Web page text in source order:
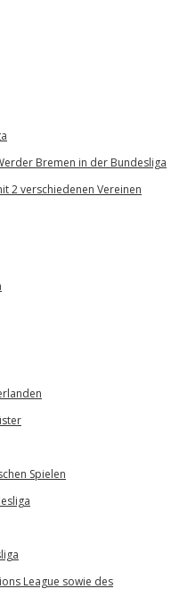
Bremen in der Bundesliga
2 verschiedenen Vereinen
Spielen
League sowie des